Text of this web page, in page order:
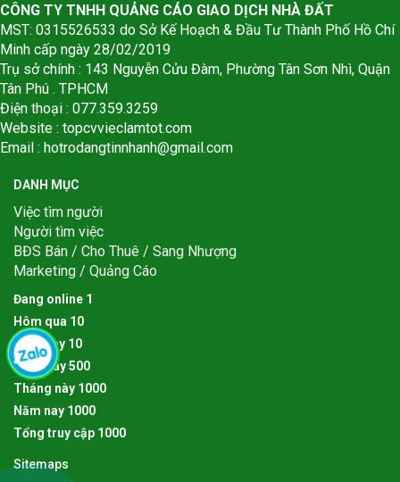
CÔNG TY TNHH QUẢNG CÁO GIAO DỊCH NHÀ ĐẤT
MST: 0315526533 do Sở Kế Hoạch & Đầu Tư Thành Phố Hồ Chí
Minh cấp ngày 28/02/2019
Trụ sở chính : 143 Nguyễn Cửu Đàm, Phường Tân Sơn Nhì, Quận
Tân Phú . TPHCM
Điện thoại : 077.359.3259
Website : topcvvieclamtot.com
Email : hotrodangtinnhanh@gmail.com
DANH MỤC
Việc tìm người
Người tìm việc
BĐS Bán / Cho Thuê / Sang Nhượng
Marketing / Quảng Cáo
Đang online 1
Hôm qua 10
Hôm nay 10
Tuần này500
Tháng này 1000
Năm nay 1000
Tổng truy cập 1000
Sitemaps